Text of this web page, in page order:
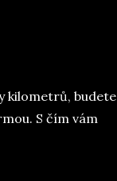
kilometrů, budete
S čím vám